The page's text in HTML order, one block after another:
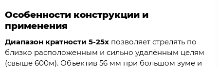
Особенности конструкции и
применения
Диапазон кратности 5-25x позволяет стрелять по
близко расположенным и сильно удалённым целям
(свыше 600м). Объектив 56 мм при большом зуме и